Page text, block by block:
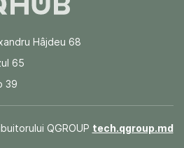
Hâjdeu 68
65
39
QGROUP tech.qgroup.md